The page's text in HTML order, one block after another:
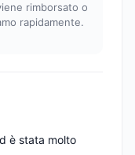
rimborsato o
rapidamente.
è stata molto